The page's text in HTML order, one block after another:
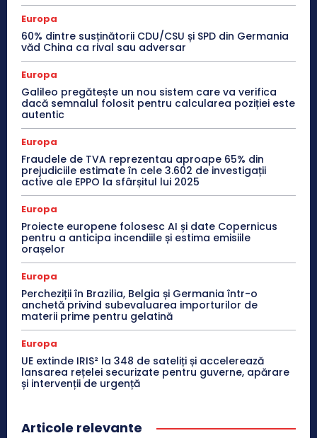
Europa
60% dintre susținătorii CDU/CSU și SPD din Germania
văd China ca rival sau adversar
Europa
Galileo pregătește un nou sistem care va verifica
dacă semnalul folosit pentru calcularea poziției este
autentic
Europa
Fraudele de TVA reprezentau aproape 65% din
prejudiciile estimate în cele 3.602 de investigații
active ale EPPO la sfârșitul lui 2025
Europa
Proiecte europene folosesc AI și date Copernicus
pentru a anticipa incendiile și estima emisiile
orașelor
Europa
Percheziții în Brazilia, Belgia și Germania într-o
anchetă privind subevaluarea importurilor de
materii prime pentru gelatină
Europa
UE extinde IRIS² la 348 de sateliți și accelerează
lansarea rețelei securizate pentru guverne, apărare
și intervenții de urgență
Articole relevante